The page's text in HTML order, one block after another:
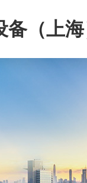
备（上